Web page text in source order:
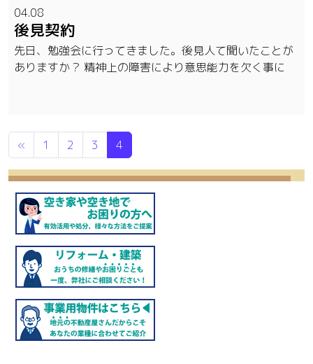
04.08
後見契約
先日、勉強会に行ってきました。後見人て聞いたことが
ありますか？ 精神上の障害により意思能力を欠く事に
投稿ナビゲーション
« 1 2 3 4